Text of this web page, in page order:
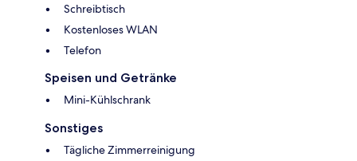
Schreibtisch
Kostenloses WLAN
Telefon
Speisen und Getränke
Mini-Kühlschrank
Sonstiges
Tägliche Zimmerreinigung